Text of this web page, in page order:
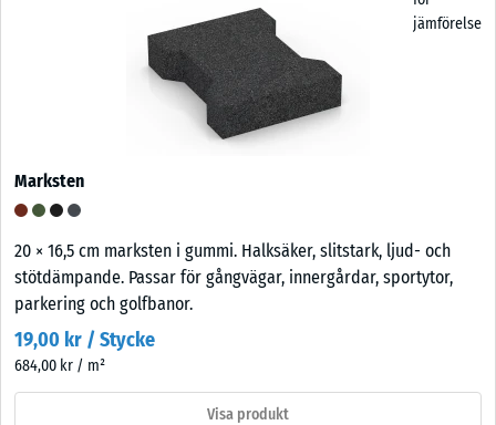
jämförelse
Marksten
20 × 16,5 cm marksten i gummi. Halksäker, slitstark, ljud- och
stötdämpande. Passar för gångvägar, innergårdar, sportytor,
parkering och golfbanor.
19,00 kr / Stycke
684,00 kr / m²
Visa produkt